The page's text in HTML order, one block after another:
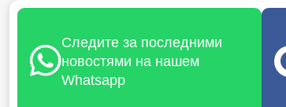
Следите за последними
новостями на нашем
Whatsapp